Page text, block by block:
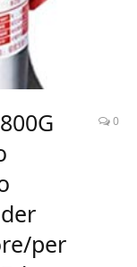
per
0